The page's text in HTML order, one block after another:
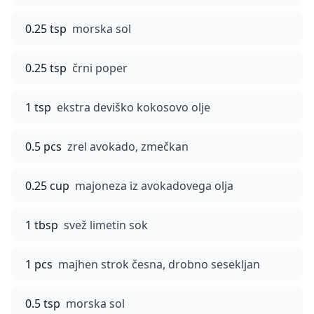
0.25 tsp morska sol
0.25 tsp črni poper
1 tsp ekstra deviško kokosovo olje
0.5 pcs zrel avokado, zmečkan
0.25 cup majoneza iz avokadovega olja
1 tbsp svež limetin sok
1 pcs majhen strok česna, drobno sesekljan
0.5 tsp morska sol